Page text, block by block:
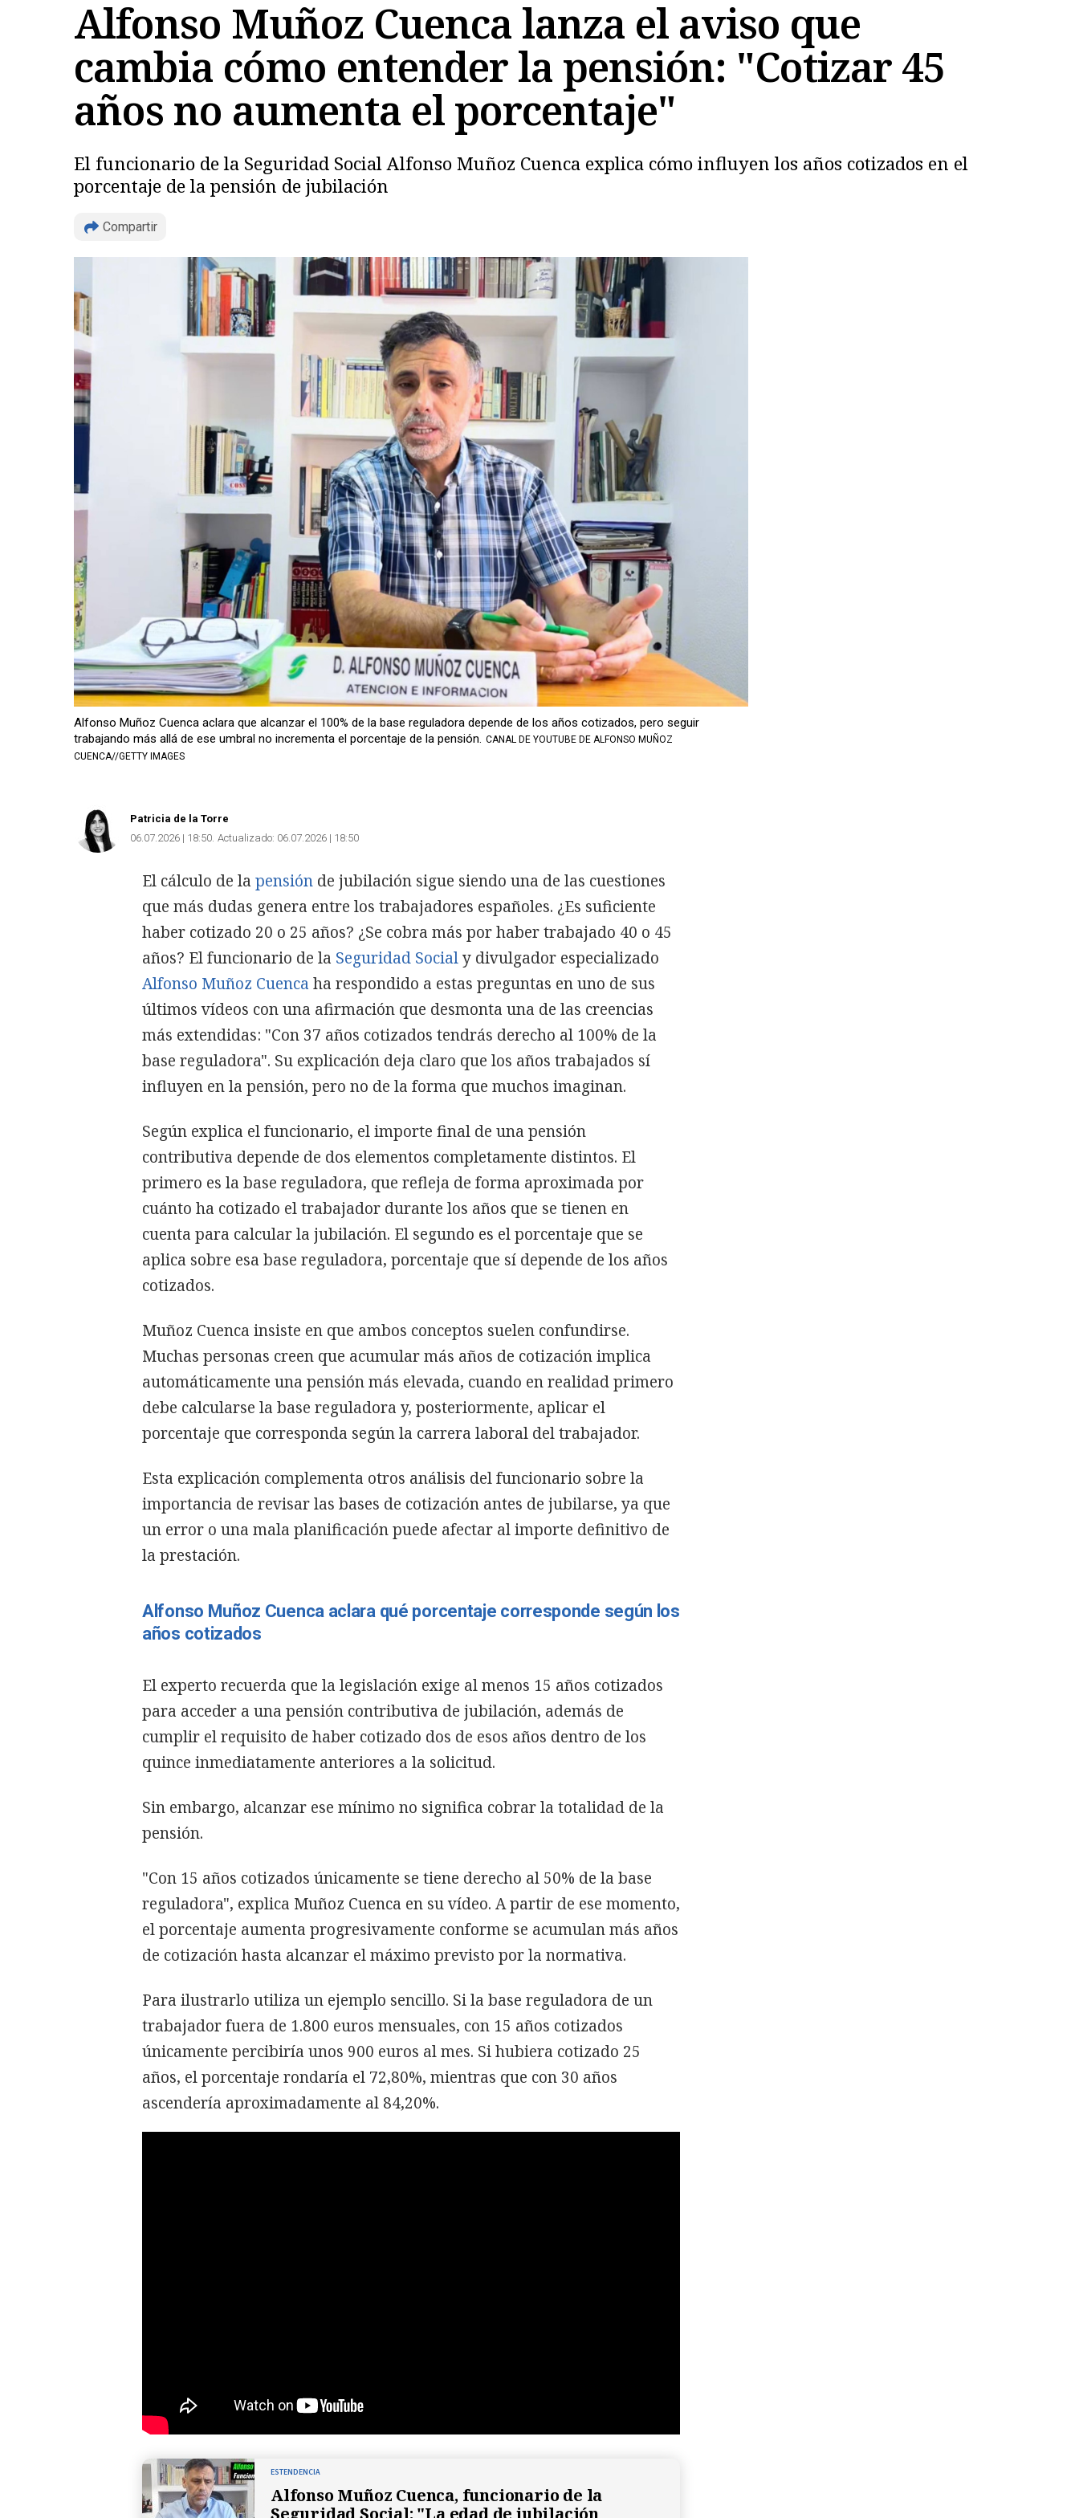
Alfonso Muñoz Cuenca lanza el aviso que
cambia cómo entender la pensión: "Cotizar 45
años no aumenta el porcentaje"
El funcionario de la Seguridad Social Alfonso Muñoz Cuenca explica cómo influyen los años cotizados en el
porcentaje de la pensión de jubilación
Compartir
Alfonso Muñoz Cuenca aclara que alcanzar el 100% de la base reguladora depende de los años cotizados, pero seguir
trabajando más allá de ese umbral no incrementa el porcentaje de la pensión. CANAL DE YOUTUBE DE ALFONSO MUÑOZ
CUENCA//GETTY IMAGES
Patricia de la Torre
06.07.2026 | 18:50 Actualizado: 06.07.2026 | 18:50
El cálculo de la pensión de jubilación sigue siendo una de las cuestiones
que más dudas genera entre los trabajadores españoles. ¿Es suficiente
haber cotizado 20 o 25 años? ¿Se cobra más por haber trabajado 40 o 45
años? El funcionario de la Seguridad Socialy divulgador especializado
Alfonso Muñoz Cuenca ha respondido a estas preguntas en uno de sus
últimos vídeos con una afirmación que desmonta una de las creencias
más extendidas: "Con 37 años cotizados tendrás derecho al 100% de la
base reguladora". Su explicación deja claro que los años trabajados sí
influyen en la pensión, pero no de la forma que muchos imaginan.
Según explica el funcionario, el importe final de una pensión
contributiva depende de dos elementos completamente distintos. El
primero es la base reguladora, que refleja de forma aproximada por
cuánto ha cotizado el trabajador durante los años que se tienen en
cuenta para calcular la jubilación. El segundo es el porcentaje que se
aplica sobre esa base reguladora, porcentaje que sí depende de los años
cotizados.
Muñoz Cuenca insiste en que ambos conceptos suelen confundirse.
Muchas personas creen que acumular más años de cotización implica
automáticamente una pensión más elevada, cuando en realidad primero
debe calcularse la base reguladora y, posteriormente, aplicar el
porcentaje que corresponda según la carrera laboral del trabajador.
Esta explicación complementa otros análisis del funcionario sobre la
importancia de revisar las bases de cotización antes de jubilarse, ya que
un error o una mala planificación puede afectar al importe definitivo de
la prestación.
Alfonso Muñoz Cuenca aclara qué porcentaje corresponde según los
años cotizados
El experto recuerda que la legislación exige al menos 15 años cotizados
para acceder a una pensión contributiva de jubilación, además de
cumplir el requisito de haber cotizado dos de esos años dentro de los
quince inmediatamente anteriores a la solicitud.
Sin embargo, alcanzar ese mínimo no significa cobrar la totalidad de la
pensión.
"Con 15 años cotizados únicamente se tiene derecho al 50% de la base
reguladora", explica Muñoz Cuenca en su vídeo. A partir de ese momento,
el porcentaje aumenta progresivamente conforme se acumulan más años
de cotización hasta alcanzar el máximo previsto por la normativa.
Para ilustrarlo utiliza un ejemplo sencillo. Si la base reguladora de un
trabajador fuera de 1.800 euros mensuales, con 15 años cotizados
únicamente percibiría unos 900 euros al mes. Si hubiera cotizado 25
años, el porcentaje rondaría el 72,80%, mientras que con 30 años
ascendería aproximadamente al 84,20%.
ESTENDENCIA
Alfonso Muñoz Cuenca, funcionario de la
Seguridad Social: "La edad de jubilación